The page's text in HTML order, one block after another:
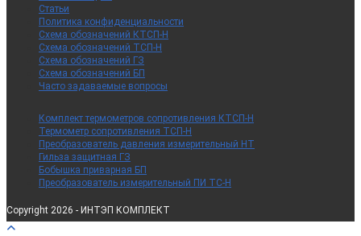
Статьи
Политика конфиденциальности
Схема обозначений КТСП-Н
Схема обозначений ТСП-Н
Схема обозначений ГЗ
Схема обозначений БП
Часто задаваемые вопросы
Комплект термометров сопротивления КТСП-Н
Термометр сопротивления ТСП-Н
Преобразователь давления измерительный НТ
Гильза защитная ГЗ
Бобышка приварная БП
Преобразователь измерительный ПИ ТС-Н
Copyright 2026 - ИНТЭП КОМПЛЕКТ